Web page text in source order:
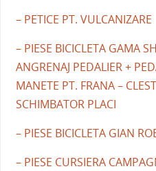
– PETICE PT. VULCANIZARE
– PIESE BICICLETA GAMA
ANGRENAJ PEDALIER +
MANETE PT. FRANA –
SCHIMBATOR PLACI
– PIESE BICICLETA GIAN
– PIESE CURSIERA